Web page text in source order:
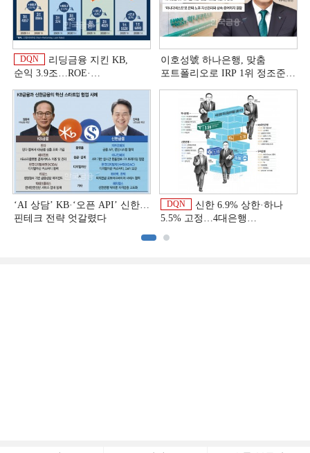
DQN
리딩금융 지킨 KB,
순익 3.9조…ROE·
상반기 금융 리그테이블]
이호성號 하나은행, 맞춤
포트폴리오로 IRP 1위 정조준
‘AI 상담’ KB·‘오픈 API’ 신한…
핀테크 전략 엇갈렸다
DQN
신한 6.9% 상한·하나
5.5% 고정…4대은행